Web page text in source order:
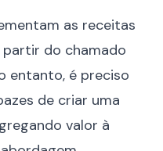
as receitas
do chamado
entanto, é preciso
de criar uma
valor à